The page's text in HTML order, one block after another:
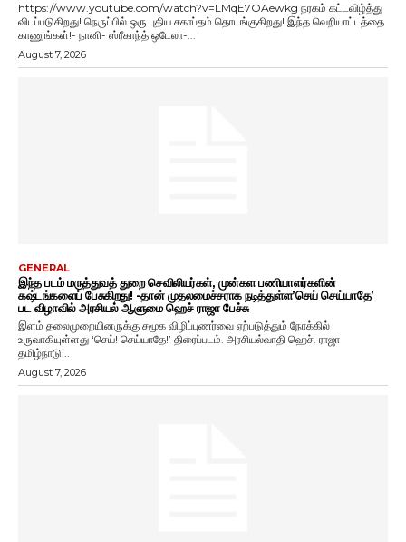
https://www.youtube.com/watch?v=LMqE7OAewkg நரகம் கட்டவிழ்த்து
விடப்படுகிறது! நெருப்பில் ஒரு புதிய சகாப்தம் தொடங்குகிறது! இந்த வெறியாட்டத்தை
காணுங்கள்!- நானி- ஸ்ரீகாந்த் ஒடேலா-...
August 7, 2026
GENERAL
இந்த படம் மருத்துவத் துறை செவிலியர்கள், முன்கள பணியாளர்களின்
கஷ்டங்களைப் பேசுகிறது! -தான் முதலமைச்சராக நடித்துள்ள’செய் செய்யாதே’
பட விழாவில் அரசியல் ஆளுமை ஹெச் ராஜா பேச்சு
இளம் தலைமுறையினருக்கு சமூக விழிப்புணர்வை ஏற்படுத்தும் நோக்கில்
உருவாகியுள்ளது ‘செய்! செய்யாதே!’ திரைப்படம். அரசியல்வாதி ஹெச். ராஜா
தமிழ்நாடு...
August 7, 2026